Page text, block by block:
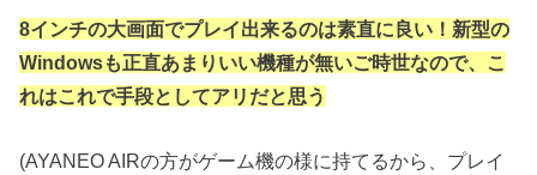
8インチの大画面でプレイ出来るのは素直に良い！新型の
Windowsも正直あまりいい機種が無いご時世なので、こ
れはこれで手段としてアリだと思う
(AYANEO AIRの方がゲーム機の様に持てるから、プレイ